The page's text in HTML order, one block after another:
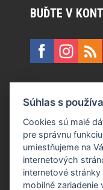
BUĎTE V
E:
Form Factory
Bratislava
Za publikovaný
Súhlas s
Cookies sú malé
pre správnu
umiestňujeme na
internetových
internetové
mobilné